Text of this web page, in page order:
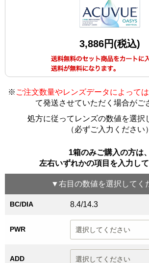
3,886円(税込)
※ ご注文数量やレンズデータによって
て発送させていただく場合がご
処方に従ってレンズの数値を選択
（必ずご入力ください）
1箱のみご購入の方は、
左右いずれかの項目を入力し
▼右目 の数値を選択してく
BC/DIA 8.4/14.3
PWR
ADD